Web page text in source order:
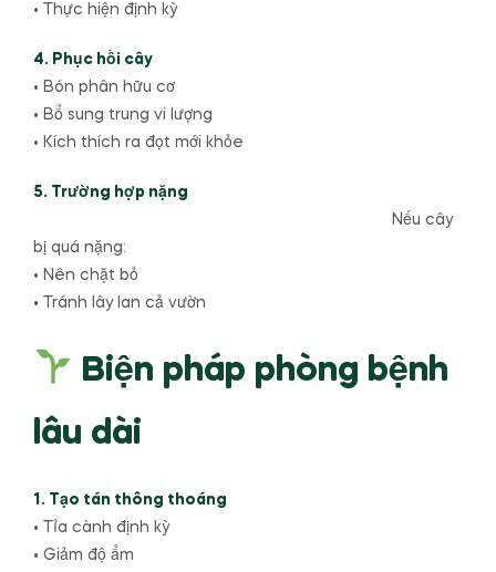
• Thực hiện định kỳ
4. Phục hồi cây
• Bón phân hữu cơ
• Bổ sung trung vi lượng
• Kích thích ra đọt mới khỏe
5. Trường hợp nặng
Nếu cây
bị quá nặng:
• Nên chặt bỏ
• Tránh lây lan cả vườn
Biện pháp phòng bệnh
lâu dài
1. Tạo tán thông thoáng
• Tỉa cành định kỳ
• Giảm độ ẩm